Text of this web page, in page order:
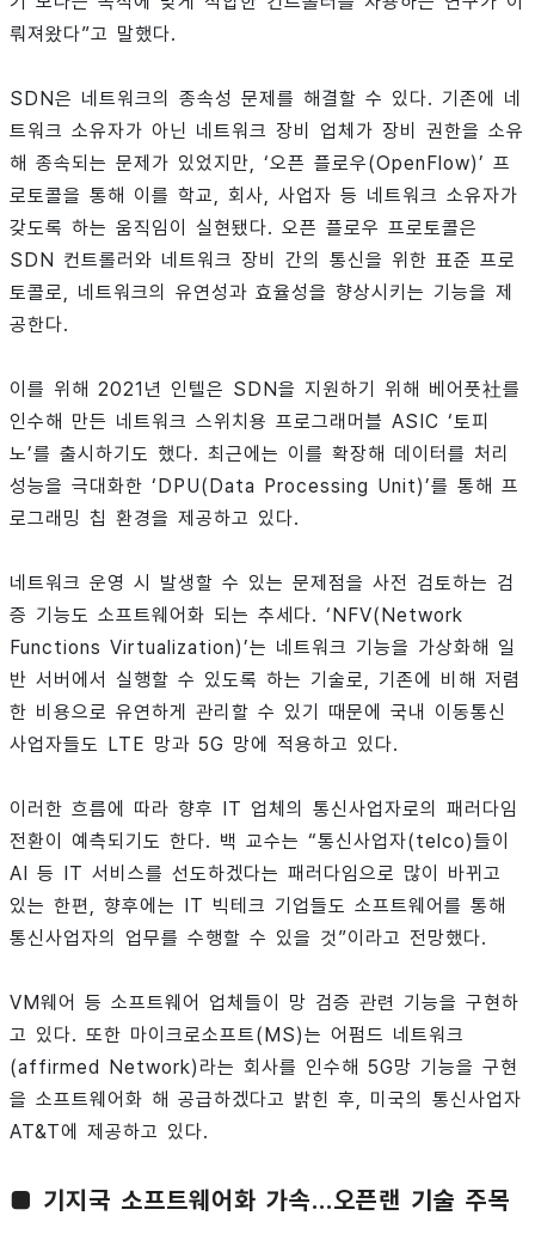
뤄져왔다”고 말했다.
SDN은 네트워크의 종속성 문제를 해결할 수 있다. 기존에 네
트워크 소유자가 아닌 네트워크 장비 업체가 장비 권한을 소유
해 종속되는 문제가 있었지만, ‘오픈 플로우(OpenFlow)’ 프
로토콜을 통해 이를 학교, 회사, 사업자 등 네트워크 소유자가
갖도록 하는 움직임이 실현됐다. 오픈 플로우 프로토콜은
SDN 컨트롤러와 네트워크 장비 간의 통신을 위한 표준 프로
토콜로, 네트워크의 유연성과 효율성을 향상시키는 기능을 제
공한다.
이를 위해 2021년 인텔은 SDN을 지원하기 위해 베어풋社를
인수해 만든 네트워크 스위치용 프로그래머블 ASIC ‘토피
노’를 출시하기도 했다. 최근에는 이를 확장해 데이터를 처리
성능을 극대화한 ‘DPU(Data Processing Unit)’를 통해 프
로그래밍 칩 환경을 제공하고 있다.
네트워크 운영 시 발생할 수 있는 문제점을 사전 검토하는 검
증 기능도 소프트웨어화 되는 추세다. ‘NFV(Network
Functions Virtualization)’는 네트워크 기능을 가상화해 일
반 서버에서 실행할 수 있도록 하는 기술로, 기존에 비해 저렴
한 비용으로 유연하게 관리할 수 있기 때문에 국내 이동통신
사업자들도 LTE 망과 5G 망에 적용하고 있다.
이러한 흐름에 따라 향후 IT 업체의 통신사업자로의 패러다임
전환이 예측되기도 한다. 백 교수는 “통신사업자(telco)들이
AI 등 IT 서비스를 선도하겠다는 패러다임으로 많이 바뀌고
있는 한편, 향후에는 IT 빅테크 기업들도 소프트웨어를 통해
통신사업자의 업무를 수행할 수 있을 것”이라고 전망했다.
VM웨어 등 소프트웨어 업체들이 망 검증 관련 기능을 구현하
고 있다. 또한 마이크로소프트(MS)는 어펌드 네트워크
(affirmed Network)라는 회사를 인수해 5G망 기능을 구현
을 소프트웨어화 해 공급하겠다고 밝힌 후, 미국의 통신사업자
AT&T에 제공하고 있다.
■ 기지국 소프트웨어화 가속…오픈랜 기술 주목